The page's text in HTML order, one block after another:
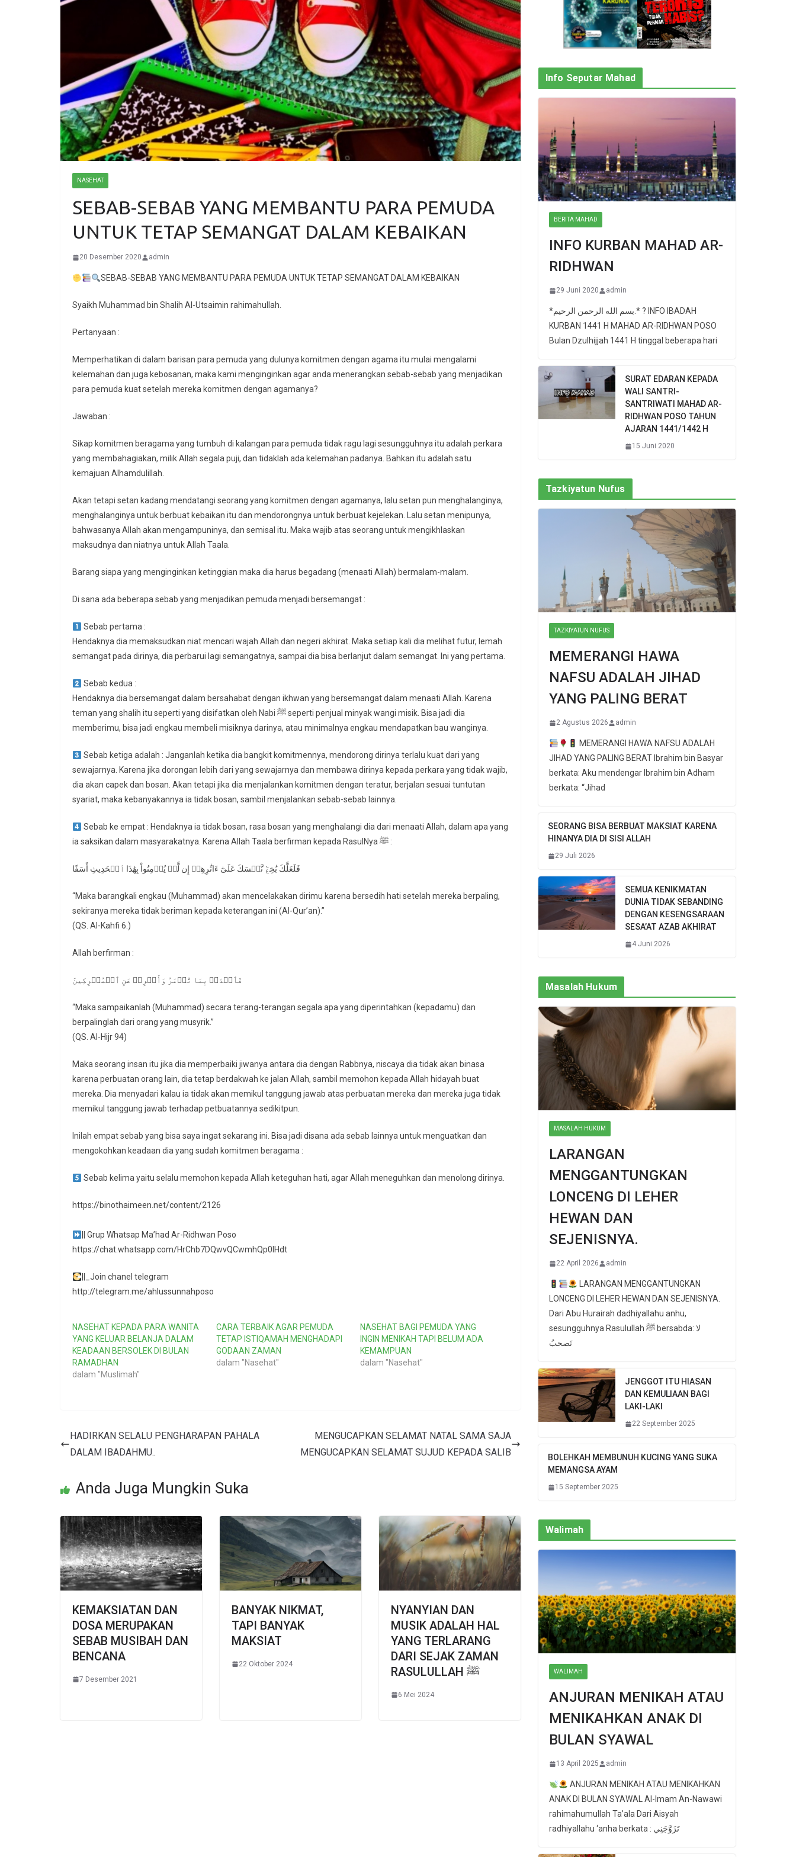
NASEHAT
SEBAB-SEBAB YANG MEMBANTU PARA PEMUDA
UNTUK TETAP SEMANGAT DALAM KEBAIKAN
20 Desember 2020 admin
SEBAB-SEBAB YANG MEMBANTU PARA PEMUDA UNTUK TETAP SEMANGAT DALAM KEBAIKAN
Syaikh Muhammad bin Shalih Al-Utsaimin rahimahullah.
Pertanyaan :
Memperhatikan di dalam barisan para pemuda yang dulunya komitmen dengan agama itu mulai mengalami
kelemahan dan juga kebosanan, maka kami menginginkan agar anda menerangkan sebab-sebab yang menjadikan
para pemuda kuat setelah mereka komitmen dengan agamanya?
Jawaban :
Sikap komitmen beragama yang tumbuh di kalangan para pemuda tidak ragu lagi sesungguhnya itu adalah perkara
yang membahagiakan, milik Allah segala puji, dan tidaklah ada kelemahan padanya. Bahkan itu adalah satu
kemajuan Alhamdulillah.
Akan tetapi setan kadang mendatangi seorang yang komitmen dengan agamanya, lalu setan pun menghalanginya,
menghalanginya untuk berbuat kebaikan itu dan mendorongnya untuk berbuat kejelekan. Lalu setan menipunya,
bahwasanya Allah akan mengampuninya, dan semisal itu. Maka wajib atas seorang untuk mengikhlaskan
maksudnya dan niatnya untuk Allah Taala.
Barang siapa yang menginginkan ketinggian maka dia harus begadang (menaati Allah) bermalam-malam.
Di sana ada beberapa sebab yang menjadikan pemuda menjadi bersemangat :
Sebab pertama :
Hendaknya dia memaksudkan niat mencari wajah Allah dan negeri akhirat. Maka setiap kali dia melihat futur, lemah
semangat pada dirinya, dia perbarui lagi semangatnya, sampai dia bisa berlanjut dalam semangat. Ini yang pertama.
Sebab kedua :
Hendaknya dia bersemangat dalam bersahabat dengan ikhwan yang bersemangat dalam menaati Allah. Karena
teman yang shalih itu seperti yang disifatkan oleh Nabi ﷺ seperti penjual minyak wangi misik. Bisa jadi dia
memberimu, bisa jadi engkau membeli misiknya darinya, atau minimalnya engkau mendapatkan bau wanginya.
Sebab ketiga adalah : Janganlah ketika dia bangkit komitmennya, mendorong dirinya terlalu kuat dari yang
sewajarnya. Karena jika dorongan lebih dari yang sewajarnya dan membawa dirinya kepada perkara yang tidak wajib,
dia akan capek dan bosan. Akan tetapi jika dia menjalankan komitmen dengan teratur, berjalan sesuai tuntutan
syariat, maka kebanyakannya ia tidak bosan, sambil menjalankan sebab-sebab lainnya.
Sebab ke empat : Hendaknya ia tidak bosan, rasa bosan yang menghalangi dia dari menaati Allah, dalam apa yang
ia saksikan dalam masyarakatnya. Karena Allah Taala berfirman kepada RasulNya ﷺ :
فَلَعَلَّكَ بَٰخِعٞ نَّفۡسَكَ عَلَىٰٓ ءَاثَٰرِهِمۡ إِن لَّمۡ يُؤۡمِنُواْ بِهَٰذَا ٱلۡحَدِيثِ أَسَفًا
“Maka barangkali engkau (Muhammad) akan mencelakakan dirimu karena bersedih hati setelah mereka berpaling,
sekiranya mereka tidak beriman kepada keterangan ini (Al-Qur’an).”
(QS. Al-Kahfi 6.)
Allah berfirman :
فَٱصۡدَعۡ بِمَا تُؤۡمَرُ وَأَعۡرِضۡ عَنِ ٱلۡمُشۡرِكِينَ
“Maka sampaikanlah (Muhammad) secara terang-terangan segala apa yang diperintahkan (kepadamu) dan
berpalinglah dari orang yang musyrik.”
(QS. Al-Hijr 94)
Maka seorang insan itu jika dia memperbaiki jiwanya antara dia dengan Rabbnya, niscaya dia tidak akan binasa
karena perbuatan orang lain, dia tetap berdakwah ke jalan Allah, sambil memohon kepada Allah hidayah buat
mereka. Dia menyadari kalau ia tidak akan memikul tanggung jawab atas perbuatan mereka dan mereka juga tidak
memikul tanggung jawab terhadap petbuatannya sedikitpun.
Inilah empat sebab yang bisa saya ingat sekarang ini. Bisa jadi disana ada sebab lainnya untuk menguatkan dan
mengokohkan keadaan dia yang sudah komitmen beragama :
Sebab kelima yaitu selalu memohon kepada Allah keteguhan hati, agar Allah meneguhkan dan menolong dirinya.
https://binothaimeen.net/content/2126
|| Grup Whatsap Ma’had Ar-Ridhwan Poso
https://chat.whatsapp.com/HrChb7DQwvQCwmhQp0lHdt
||_Join chanel telegram
http://telegram.me/ahlussunnahposo
NASEHAT KEPADA PARA WANITA
YANG KELUAR BELANJA DALAM
KEADAAN BERSOLEK DI BULAN
RAMADHAN
dalam "Muslimah"
CARA TERBAIK AGAR PEMUDA
TETAP ISTIQAMAH MENGHADAPI
GODAAN ZAMAN
dalam "Nasehat"
NASEHAT BAGI PEMUDA YANG
INGIN MENIKAH TAPI BELUM ADA
KEMAMPUAN
dalam "Nasehat"
HADIRKAN SELALU PENGHARAPAN PAHALA
DALAM IBADAHMU..
MENGUCAPKAN SELAMAT NATAL SAMA SAJA
MENGUCAPKAN SELAMAT SUJUD KEPADA SALIB
Anda Juga Mungkin Suka
KEMAKSIATAN DAN
DOSA MERUPAKAN
SEBAB MUSIBAH DAN
BENCANA
7 Desember 2021
BANYAK NIKMAT,
TAPI BANYAK
MAKSIAT
22 Oktober 2024
NYANYIAN DAN
MUSIK ADALAH HAL
YANG TERLARANG
DARI SEJAK ZAMAN
RASULULLAH ﷺ
6 Mei 2024
Info Seputar Mahad
BERITA MAHAD
INFO KURBAN MAHAD AR-
RIDHWAN
29 Juni 2020 admin
*بسم الله الرحمن الرحيم.* ? INFO IBADAH
KURBAN 1441 H MAHAD AR-RIDHWAN POSO
Bulan Dzulhijjah 1441 H tinggal beberapa hari
SURAT EDARAN KEPADA
WALI SANTRI-
SANTRIWATI MAHAD AR-
RIDHWAN POSO TAHUN
AJARAN 1441/1442 H
15 Juni 2020
Tazkiyatun Nufus
TAZKIYATUN NUFUS
MEMERANGI HAWA
NAFSU ADALAH JIHAD
YANG PALING BERAT
2 Agustus 2026 admin
MEMERANGI HAWA NAFSU ADALAH
JIHAD YANG PALING BERAT Ibrahim bin Basyar
berkata: Aku mendengar Ibrahim bin Adham
berkata: “Jihad
SEORANG BISA BERBUAT MAKSIAT KARENA
HINANYA DIA DI SISI ALLAH
29 Juli 2026
SEMUA KENIKMATAN
DUNIA TIDAK SEBANDING
DENGAN KESENGSARAAN
SESA’AT AZAB AKHIRAT
4 Juni 2026
Masalah Hukum
MASALAH HUKUM
LARANGAN
MENGGANTUNGKAN
LONCENG DI LEHER
HEWAN DAN
SEJENISNYA.
22 April 2026 admin
LARANGAN MENGGANTUNGKAN
LONCENG DI LEHER HEWAN DAN SEJENISNYA.
Dari Abu Hurairah dadhiyallahu anhu,
sesungguhnya Rasulullah ﷺ bersabda: لا
تَصحبُ
JENGGOT ITU HIASAN
DAN KEMULIAAN BAGI
LAKI-LAKI
22 September 2025
BOLEHKAH MEMBUNUH KUCING YANG SUKA
MEMANGSA AYAM
15 September 2025
Walimah
WALIMAH
ANJURAN MENIKAH ATAU
MENIKAHKAN ANAK DI
BULAN SYAWAL
13 April 2025 admin
ANJURAN MENIKAH ATAU MENIKAHKAN
ANAK DI BULAN SYAWAL Al-Imam An-Nawawi
rahimahumullah Ta’ala Dari Aisyah
radhiyallahu ‘anha berkata : تَزَوَّجَنِي